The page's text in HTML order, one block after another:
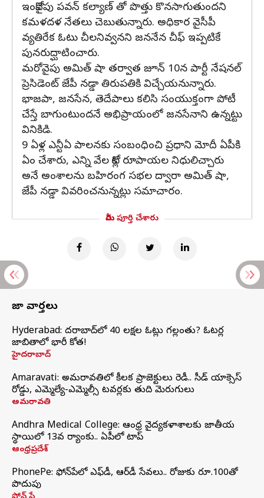
ఇంకోవైపు పవన్ కల్యాణ్ తో పొత్తు కొనసాగుతుందని
కమళదళ నేతలు చెబుతున్నారు. అధికార వైసీపీ
వ్యతిరేక ఓటు చీలనివ్వనని జననేన చీఫ్ ఇప్పటికే
పునరుద్ఘాటించారు.
మరోవైపు అమిత్ షా తర్వాత జూన్ 10న పార్టీ నేషనల్
ప్రెసిడెంట్ జేపీ నడ్డా తిరుపతికి విచ్చేయనున్నారు.
భాజపా, జనసేన, తెదేపాలు కలిసి సంయుక్తంగా పోటీ
చేస్తే బాగుంటుందనే అభిప్రాయంలో జనసేనాని ఉన్నట్టు
వినికిడి.
9 ఏళ్ల ఎన్టీఏ పాలనకు సంబంధించి ప్రధాని మోదీ ఏపీకి
ఏం చేశారు, ఎన్ని వేల కోట్ల రూపాయల నిధులిచ్చారు
అనే అంశాలను బహిరంగ సభల ద్వారా అమిత్ షా,
జేపీ నడ్డా వివరించనున్నట్లు సమాచారం.
మీరు పూర్తి చేశారు
తాజా వార్తలు
Hyderabad: హైదరాబాద్‌లో 40 లక్షల ఓట్లు గల్లంతు? ఓటర్ల
జాబితాలో భారీ కోత!
హైదరాబాద్
Amaravati: అమరావతిలో కీలక ప్రాజెక్టులు రెడీ.. సీడ్‌ యాక్సెస్‌
రోడ్డు, ఎమ్మెల్యే-ఎమ్మెల్సీ టవర్లకు తుది మెరుగులు
అమరావతి
Andhra Medical College: ఆంధ్ర వైద్యకళాశాలకు జాతీయ
స్థాయిలో 13వ ర్యాంకు.. ఏపీలో టాప్
ఆంధ్రప్రదేశ్
PhonePe: ఫోన్‌పేలో ఎఫ్‌డీ, ఆర్‌డీ సేవలు.. రోజుకు రూ.100తో
పొదుపు